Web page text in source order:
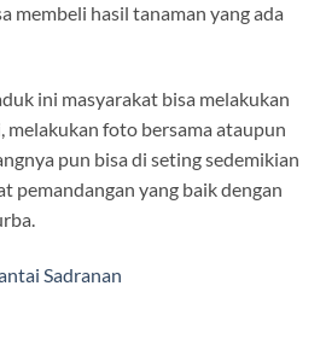
membeli hasil tanaman yang ada
ini masyarakat bisa melakukan
melakukan foto bersama ataupun
pun bisa di seting sedemikian
pemandangan yang baik dengan
Sadranan